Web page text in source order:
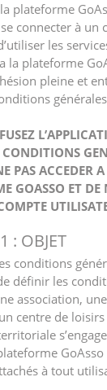
la plateforme
connecter à un
les
la plateforme
pleine et
CONDITIONS
PAS ACCEDER
GOASSO ET DE
: OBJET
conditions
définir les
association, une
centre de
à tout